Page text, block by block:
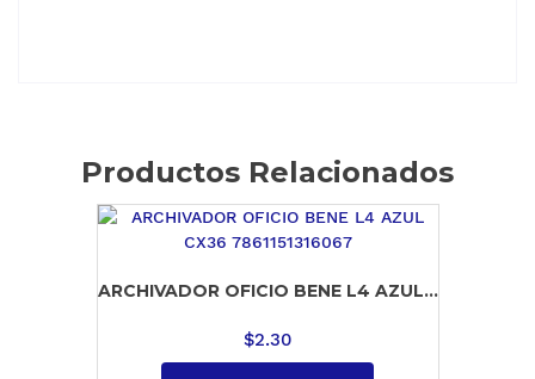
Productos Relacionados
ARCHIVADOR OFICIO BENE L4 AZUL...
$2.30